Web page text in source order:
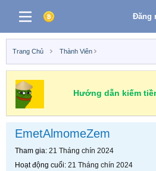
Đăng
Trang Chủ Thành Viên
Hướng dẫn kiếm
EmetAlmomeZem
Tham gia 21 Tháng chín 2024
Hoạt động cuối 21 Tháng chín 2024